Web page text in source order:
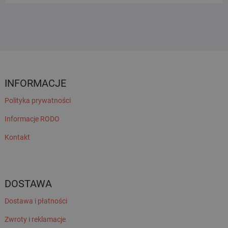
INFORMACJE
Polityka prywatności
Informacje RODO
Kontakt
DOSTAWA
Dostawa i płatności
Zwroty i reklamacje